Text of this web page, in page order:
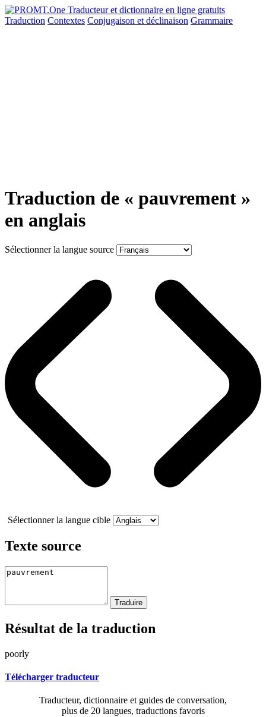
Traduction Contextes Conjugaison et déclinaison Grammaire
Traduction de « pauvrement »
en anglais
Sélectionner la langue source
Sélectionner la langue cible
Texte source
Résultat de la traduction
poorly
Télécharger traducteur
Traducteur, dictionnaire et guides de conversation,
plus de 20 langues, traductions favoris